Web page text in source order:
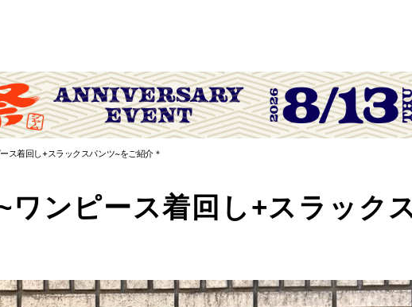
ス着回し+スラックスパンツ~をご紹介＊
ワンピース着回し+スラック